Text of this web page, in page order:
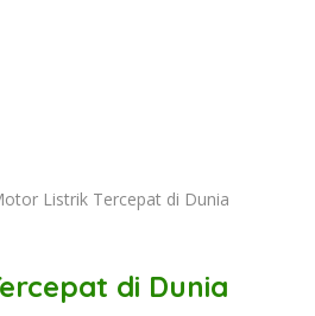
Listrik Tercepat di Dunia
di Dunia